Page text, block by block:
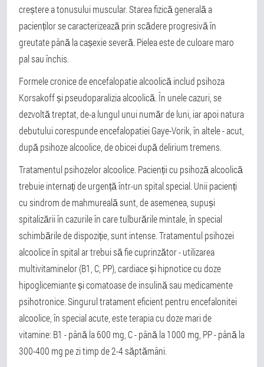
creștere a tonusului muscular. Starea fizică generală a
pacienților se caracterizează prin scădere progresivă în
greutate până la cașexie severă. Pielea este de culoare maro
pal sau închis.
Formele cronice de encefalopatie alcoolică includ psihoza
Korsakoff și pseudoparalizia alcoolică. În unele cazuri, se
dezvoltă treptat, de-a lungul unui număr de luni, iar apoi natura
debutului corespunde encefalopatiei Gaye-Vorik, în altele - acut,
după psihoze alcoolice, de obicei după delirium tremens.
Tratamentul psihozelor alcoolice. Pacienții cu psihoză alcoolică
trebuie internați de urgență într-un spital special. Unii pacienți
cu sindrom de mahmureală sunt, de asemenea, supuși
spitalizării în cazurile în care tulburările mintale, în special
schimbările de dispoziție, sunt intense. Tratamentul psihozei
alcoolice în spital ar trebui să fie cuprinzător - utilizarea
multivitaminelor (B1, C, PP), cardiace și hipnotice cu doze
hipoglicemiante și comatoase de insulină sau medicamente
psihotronice. Singurul tratament eficient pentru encefalonitei
alcoolice, în special acute, este terapia cu doze mari de
vitamine: B1 - până la 600 mg, C - până la 1000 mg, PP - până la
300-400 mg pe zi timp de 2-4 săptămâni.